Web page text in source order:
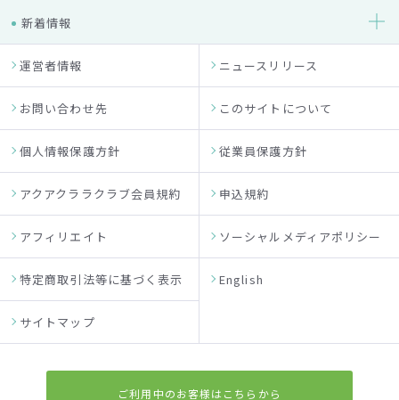
新着情報
運営者情報 ニュースリリース
お問い合わせ先 このサイトについて
個人情報保護方針 従業員保護方針
アクアクララクラブ会員規約 申込規約
アフィリエイト ソーシャルメディアポリシー
特定商取引法等に基づく表示 English
サイトマップ
ご利用中のお客様はこちらから